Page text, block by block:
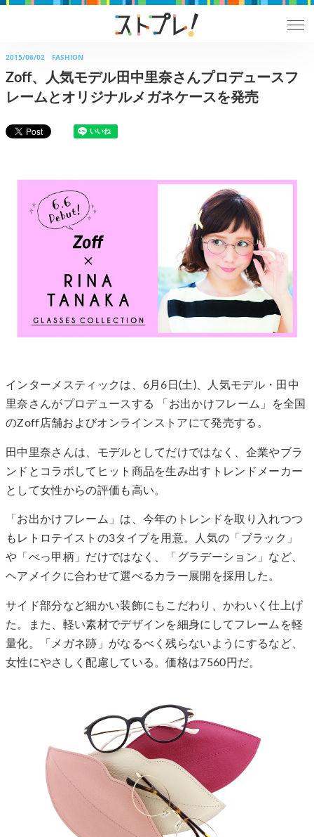
2015/06/02 FASHION
Zoff、人気モデル田中里奈さんプロデュースフ
レームとオリジナルメガネケースを発売
インターメスティックは、6月6日(土)、人気モデル・田中
里奈さんがプロデュースする 「お出かけフレーム」を全国
のZoff店舗およびオンラインストアにて発売する。
田中里奈さんは、モデルとしてだけではなく、企業やブラ
ンドとコラボしてヒット商品を生み出すトレンドメーカー
として女性からの評価も高い。
「お出かけフレーム」は、今年のトレンドを取り入れつつ
もレトロテイストの3タイプを用意。人気の「ブラック」
や「べっ甲柄」だけではなく、「グラデーション」など、
ヘアメイクに合わせて選べるカラー展開を採用した。
サイド部分など細かい装飾にもこだわり、かわいく仕上げ
た。また、軽い素材でデザインを細身にしてフレームを軽
量化。「メガネ跡」がなるべく残らないようにするなど、
女性にやさしく配慮している。価格は7560円だ。